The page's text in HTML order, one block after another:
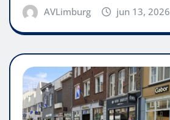
AVLimburg jun 13, 2026